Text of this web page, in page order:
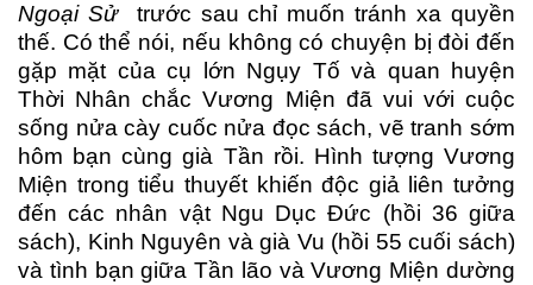
Ngoại Sửtrước sau chỉ muốn tránh xa quyền
thế. Có thể nói, nếu không có chuyện bị đòi đến
gặp mặt của cụ lớn Ngụy Tố và quan huyện
Thời Nhân chắc Vương Miện đã vui với cuộc
sống nửa cày cuốc nửa đọc sách, vẽ tranh sớm
hôm bạn cùng già Tần rồi. Hình tượng Vương
Miện trong tiểu thuyết khiến độc giả liên tưởng
đến các nhân vật Ngu Dục Đức (hồi 36 giữa
sách), Kinh Nguyên và già Vu (hồi 55 cuối sách)
và tình bạn giữa Tần lão và Vương Miện dường